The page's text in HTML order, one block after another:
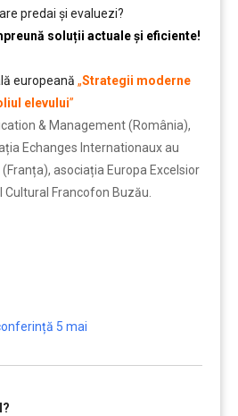
predai și evaluezi?
soluții actuale și eficiente!
europeană „Strategii moderne
elevului”
& Management (România),
Echanges Internationaux au
(Franța), asociația Europa Excelsior
Francofon Buzău.
5 mai